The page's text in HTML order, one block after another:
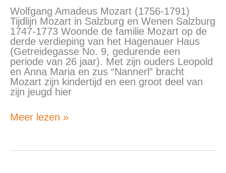
Wolfgang Amadeus Mozart (1756-1791)
Tijdlijn Mozart in Salzburg en Wenen Salzburg
1747-1773 Woonde de familie Mozart op de
derde verdieping van het Hagenauer Haus
(Getreidegasse No. 9, gedurende een
periode van 26 jaar). Met zijn ouders Leopold
en Anna Maria en zus “Nannerl” bracht
Mozart zijn kindertijd en een groot deel van
zijn jeugd hier
(1756)
Meer lezen »